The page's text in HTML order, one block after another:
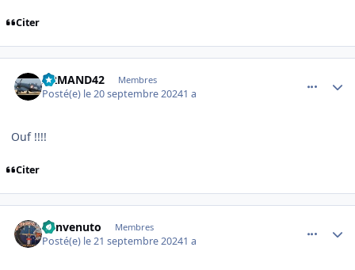
Citer
ARMAND42 Membres
Posté(e) le 20 septembre 20241 a
Ouf !!!!
Citer
benvenuto Membres
Posté(e) le 21 septembre 20241 a